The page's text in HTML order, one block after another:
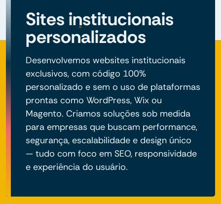
Sites institucionais
personalizados
Desenvolvemos websites institucionais
exclusivos, com código 100%
personalizado e sem o uso de plataformas
prontas como WordPress, Wix ou
Magento. Criamos soluções sob medida
para empresas que buscam performance,
segurança, escalabilidade e design único
— tudo com foco em SEO, responsividade
e experiência do usuário.